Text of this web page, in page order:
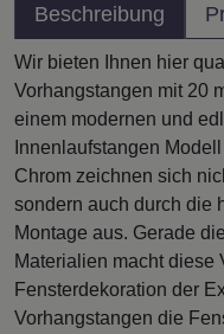
Beschreibung
Wir bieten Ihnen hier
Vorhangstangen mit 20
einem modernen und
Innenlaufstangen
Chrom zeichnen sich
sondern auch durch die
Montage aus. Gerade
Materialien macht diese
Fensterdekoration der
Vorhangstangen die